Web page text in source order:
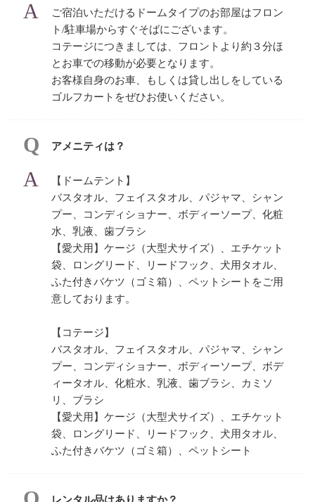
ご宿泊いただけるドームタイプのお部屋はフロン
ト/駐車場からすぐそばにございます。
コテージにつきましては、フロントより約３分ほ
とお車での移動が必要となります。
お客様自身のお車、もしくは貸し出しをしている
ゴルフカートをぜひお使いください。
アメニティは？
【ドームテント】
バスタオル、フェイスタオル、パジャマ、シャン
プー、コンディショナー、ボディーソープ、化粧
水、乳液、歯ブラシ
【愛犬用】ケージ（大型犬サイズ）、エチケット
袋、ロングリード、リードフック、犬用タオル、
ふた付きバケツ（ゴミ箱）、ペットシートをご用
意しております。
【コテージ】
バスタオル、フェイスタオル、パジャマ、シャン
プー、コンディショナー、ボディーソープ、ボデ
ィータオル、化粧水、乳液、歯ブラシ、カミソ
リ、ブラシ
【愛犬用】ケージ（大型犬サイズ）、エチケット
袋、ロングリード、リードフック、犬用タオル、
ふた付きバケツ（ゴミ箱）、ペットシート​